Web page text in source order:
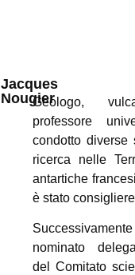
Jacques
NougierGeologo,
professore
condotto diverse
ricerca nelle
antartiche
è stato
nominato
del Comitato